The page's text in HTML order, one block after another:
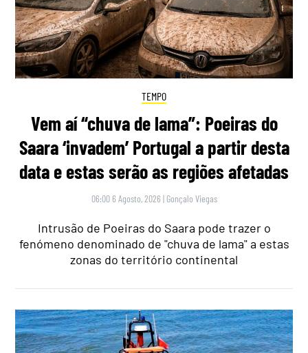
TEMPO
Vem aí “chuva de lama”: Poeiras do
Saara ‘invadem’ Portugal a partir desta
data e estas serão as regiões afetadas
06:00 6 Agosto, 2026 | Gonçalo Viegas
Intrusão de Poeiras do Saara pode trazer o
fenómeno denominado de "chuva de lama" a estas
zonas do território continental